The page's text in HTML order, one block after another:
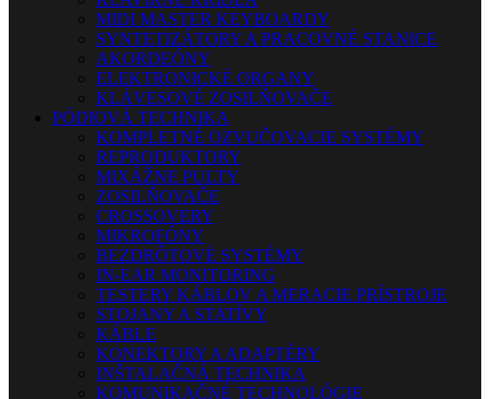
MIDI MASTER KEYBOARDY
SYNTETIZÁTORY A PRACOVNÉ STANICE
AKORDEÓNY
ELEKTRONICKÉ ORGANY
KLÁVESOVÉ ZOSILŇOVAČE
PÓDIOVÁ TECHNIKA
KOMPLETNÉ OZVUČOVACIE SYSTÉMY
REPRODUKTORY
MIXÁŽNE PULTY
ZOSILŇOVAČE
CROSSOVERY
MIKROFÓNY
BEZDRÔTOVÉ SYSTÉMY
IN-EAR MONITORING
TESTERY KÁBLOV A MERACIE PRÍSTROJE
STOJANY A STATÍVY
KÁBLE
KONEKTORY A ADAPTÉRY
INŠTALAČNÁ TECHNIKA
KOMUNIKAČNÉ TECHNOLÓGIE